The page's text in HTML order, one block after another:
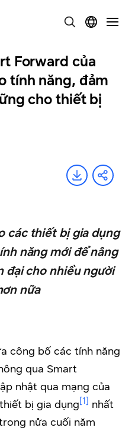
Forward của
tính năng, đảm
cho thiết bị
các thiết bị gia dụng
năng mới để nâng
đại cho nhiều người
nữa
công bố các tính năng
qua Smart
nhật qua mạng của
bị gia dụng [1] nhất
nửa cuối năm